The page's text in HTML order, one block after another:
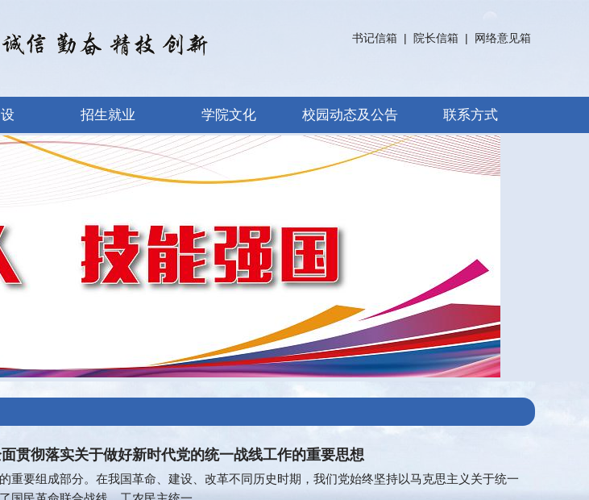
书记信箱 | 院长信箱 | 网络意见箱
招生就业 学院文化 校园动态及公告 联系方式
贯彻落实关于做好新时代党的统一战线工作的重要思想
重要组成部分。在我国革命、建设、改革不同历史时期，我们党始终坚持以马克思主义关于统一